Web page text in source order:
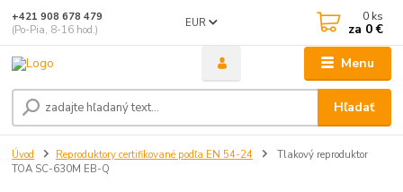
Menu
EUR
Hľadať
+421 908 678 479
(Po-Pia, 8-16 hod.)
0 ks
za 0 €
Úvod Reproduktory certifikované podľa EN 54-24
Tlakový reproduktor
TOA SC-630M EB-Q